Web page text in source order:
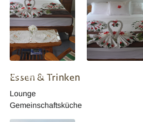
Wohnbeispiel
Essen & Trinken
Lounge
Gemeinschaftsküche